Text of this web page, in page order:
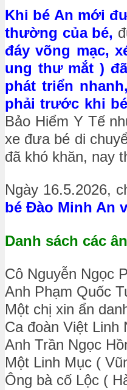
Khi bé An mới
thường của bé,
đáy võng mạc,
ung thư mắt )
phát triển
phải trước khi
Bảo Hiểm Y Tế
xe đưa bé di
đã khó khăn, nay
Ngày 16.5.2026,
bé Đào Minh An
Danh sách các
Cô Nguyễn Ngọc
Anh Phạm Quốc
Một chị xin ẩn
Ca đoàn Việt Linh
Anh Trần Ngọc
Một Linh Mục (
Ông bà cố Lộc (